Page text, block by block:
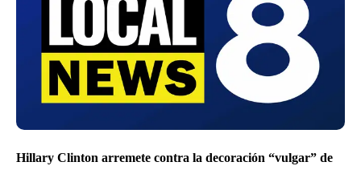
Hillary Clinton arremete contra la decoración “vulgar” de